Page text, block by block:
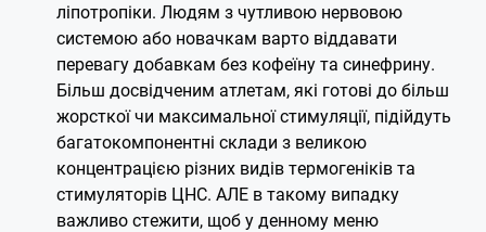
ліпотропіки. Людям з чутливою нервовою
системою або новачкам варто віддавати
перевагу добавкам без кофеїну та синефрину.
Більш досвідченим атлетам, які готові до більш
жорсткої чи максимальної стимуляції, підійдуть
багатокомпонентні склади з великою
концентрацією різних видів термогеніків та
стимуляторів ЦНС. АЛЕ в такому випадку
важливо стежити, щоб у денному меню